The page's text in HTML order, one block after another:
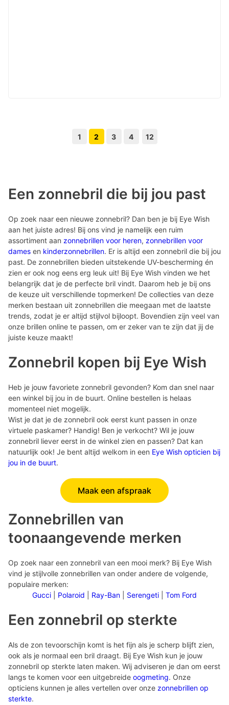
Vorige pagina knop
1 2 3 4 12
Een zonnebril die bij jou past
Op zoek naar een nieuwe zonnebril? Dan ben je bij Eye Wish
aan het juiste adres! Bij ons vind je namelijk een ruim
assortiment aan zonnebrillen voor heren, zonnebrillen voor
dames en kinderzonnebrillen. Er is altijd een zonnebril die bij jou
past. De zonnebrillen bieden uitstekende UV-bescherming én
zien er ook nog eens erg leuk uit! Bij Eye Wish vinden we het
belangrijk dat je de perfecte bril vindt. Daarom heb je bij ons
de keuze uit verschillende topmerken! De collecties van deze
merken bestaan uit zonnebrillen die meegaan met de laatste
trends, zodat je er altijd stijlvol bijloopt. Bovendien zijn veel van
onze brillen online te passen, om er zeker van te zijn dat jij de
juiste keuze maakt!
Zonnebril kopen bij Eye Wish
Heb je jouw favoriete zonnebril gevonden? Kom dan snel naar
een winkel bij jou in de buurt. Online bestellen is helaas
momenteel niet mogelijk.
Wist je dat je de zonnebril ook eerst kunt passen in onze
virtuele paskamer? Handig! Ben je verkocht? Wil je jouw
zonnebril liever eerst in de winkel zien en passen? Dat kan
natuurlijk ook! Je bent altijd welkom in een Eye Wish opticien bij
jou in de buurt.
Maak een afspraak
Zonnebrillen van
toonaangevende merken
Op zoek naar een zonnebril van een mooi merk? Bij Eye Wish
vind je stijlvolle zonnebrillen van onder andere de volgende,
populaire merken:
Gucci
Polaroid Ray-Ban Serengeti Tom Ford
Een zonnebril op sterkte
Als de zon tevoorschijn komt is het fijn als je scherp blijft zien,
ook als je normaal een bril draagt. Bij Eye Wish kun je jouw
zonnebril op sterkte laten maken. Wij adviseren je dan om eerst
langs te komen voor een uitgebreide oogmeting. Onze
opticiens kunnen je alles vertellen over onze zonnebrillen op
sterkte.